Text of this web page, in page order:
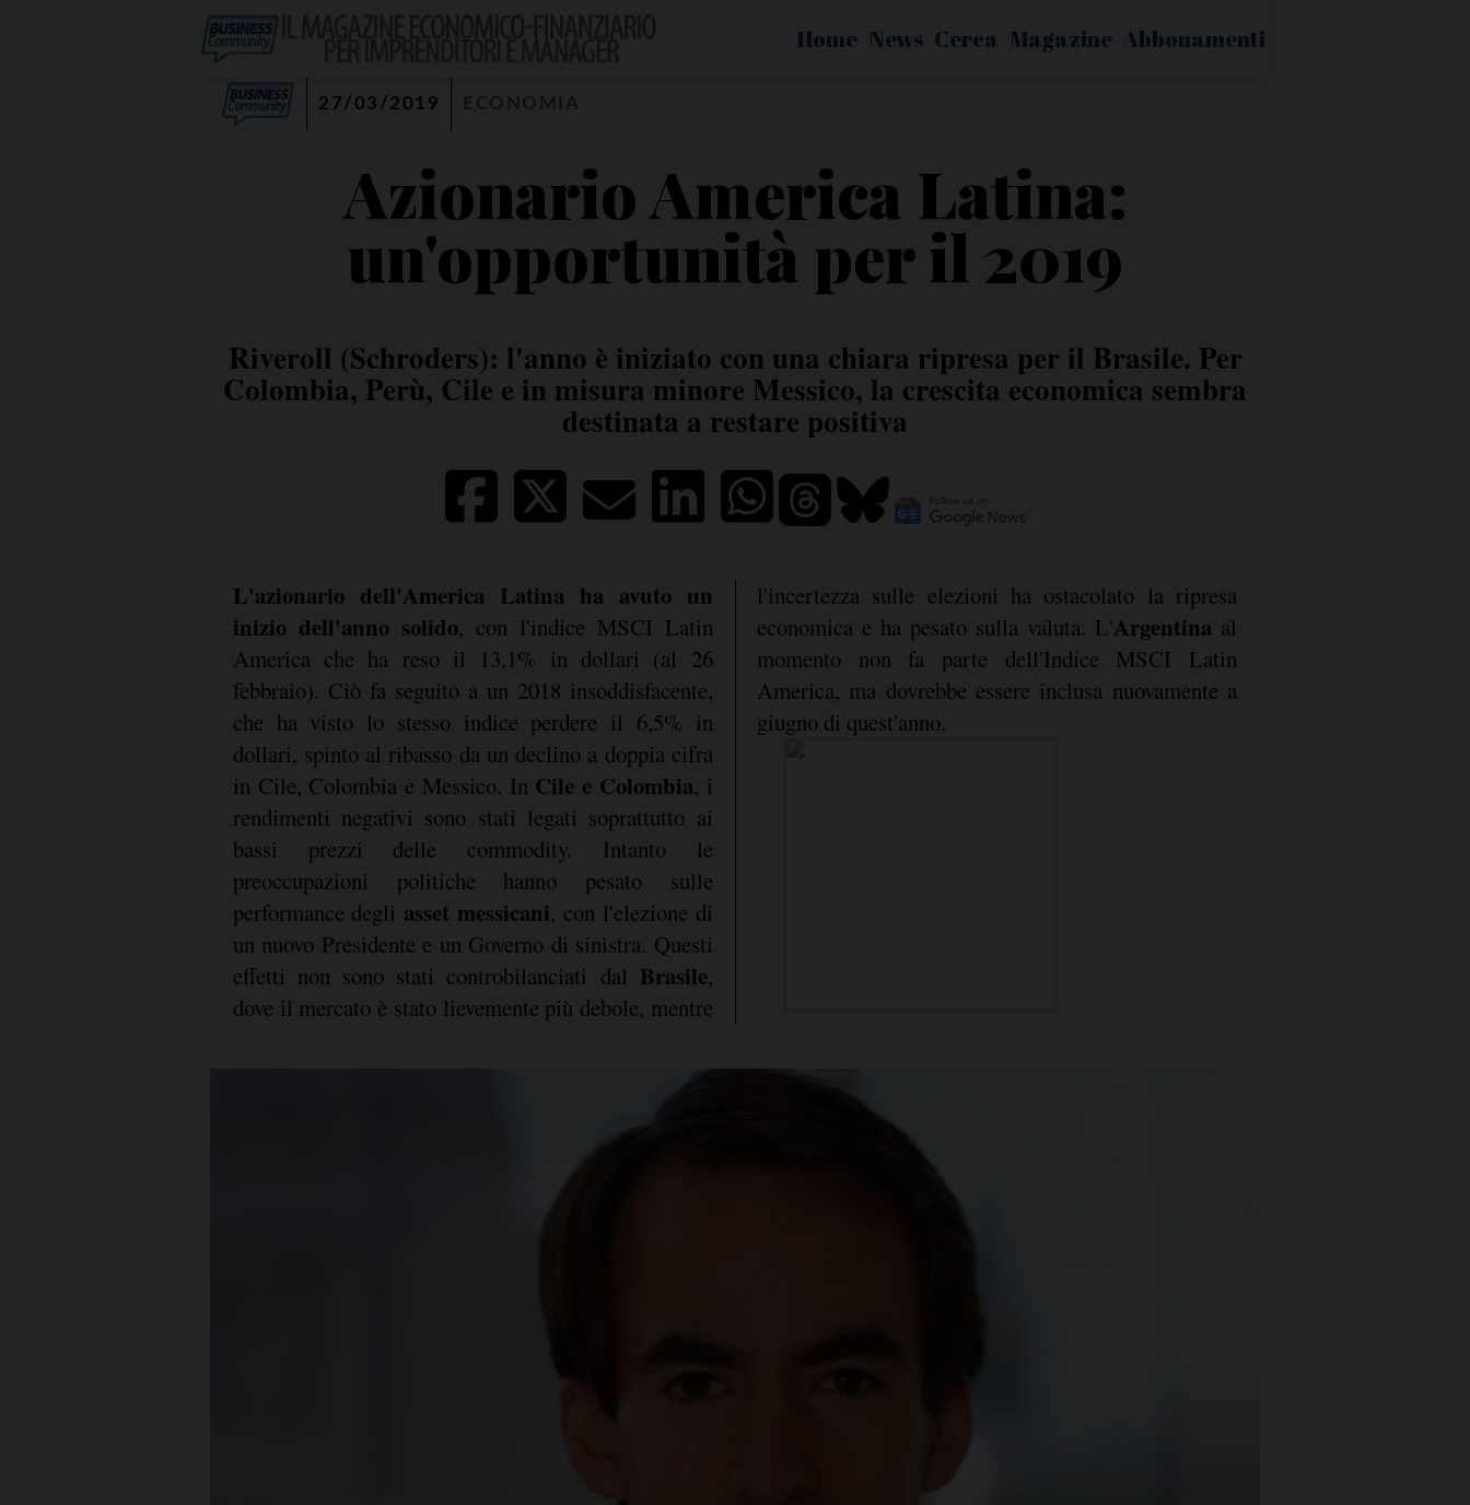
Home News Cerca Magazine Abbonamenti
27/03/2019
Azionario America Latina:
un'opportunità per il 2019
Riveroll (Schroders): l'anno è iniziato con una chiara ripresa per il Brasile. Per
Colombia, Perù, Cile e in misura minore Messico, la crescita economica sembra
destinata a restare positiva
L'azionario dell'America Latina ha avuto un
inizio dell'anno solido, con l'indice MSCI Latin
America che ha reso il 13,1% in dollari (al 26
febbraio). Ciò fa seguito a un 2018 insoddisfacente,
che ha visto lo stesso indice perdere il 6,5% in
dollari, spinto al ribasso da un declino a doppia cifra
in Cile, Colombia e Messico. In Cile e Colombia, i
rendimenti negativi sono stati legati soprattutto ai
bassi prezzi delle commodity. Intanto le
preoccupazioni politiche hanno pesato sulle
performance degli asset messicani, con l'elezione di
un nuovo Presidente e un Governo di sinistra. Questi
effetti non sono stati controbilanciati dal Brasile,
dove il mercato è stato lievemente più debole, mentre
l'incertezza sulle elezioni ha ostacolato la ripresa
economica e ha pesato sulla valuta. L'Argentina al
momento non fa parte dell'Indice MSCI Latin
America, ma dovrebbe essere inclusa nuovamente a
giugno di quest'anno.